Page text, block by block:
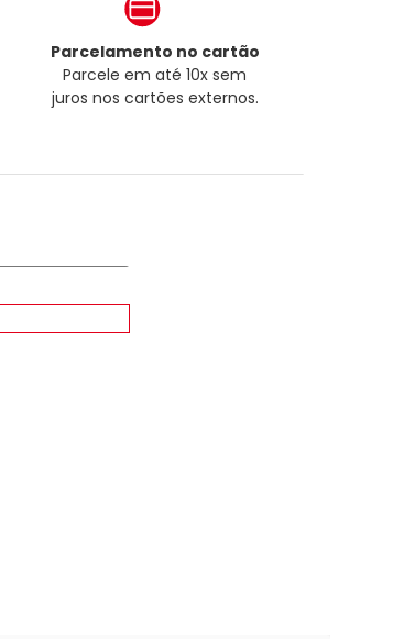
Parcelamento no cartão
Parcele em até 10x sem
juros nos cartões externos.